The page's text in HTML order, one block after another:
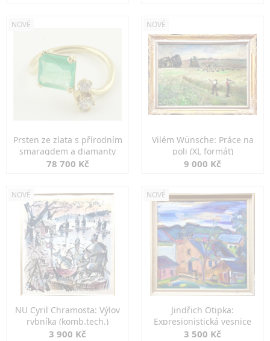
NOVÉ
Prsten ze zlata s přírodním
smaragdem a diamanty
78 700 Kč
NOVÉ
Vilém Wünsche: Práce na
poli (XL formát)
9 000 Kč
NOVÉ
NU Cyril Chramosta: Výlov
rybníka (komb.tech.)
3 900 Kč
NOVÉ
Jindřich Otipka:
Expresionistická vesnice
3 500 Kč